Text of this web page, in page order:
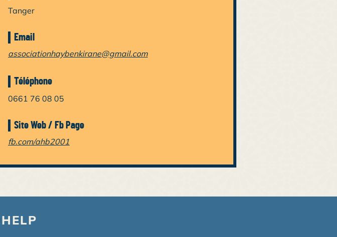
Tanger
Email
associationhaybenkirane@gmail.com
Téléphone
0661 76 08 05
Site Web / Fb Page
fb.com/ahb2001
HELP